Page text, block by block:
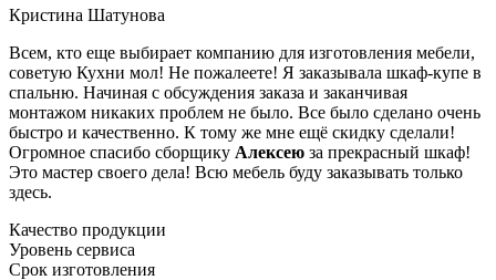
Кристина Шатунова
Всем, кто еще выбирает компанию для изготовления мебели,
советую Кухни мол! Не пожалеете! Я заказывала шкаф-купе в
спальню. Начиная с обсуждения заказа и заканчивая
монтажом никаких проблем не было. Все было сделано очень
быстро и качественно. К тому же мне ещё скидку сделали!
Огромное спасибо сборщику Алексею за прекрасный шкаф!
Это мастер своего дела! Всю мебель буду заказывать только
здесь.
Качество продукции
Уровень сервиса
Срок изготовления